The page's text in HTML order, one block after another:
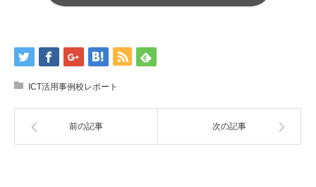
ICT活用事例校レポート
前の記事 次の記事